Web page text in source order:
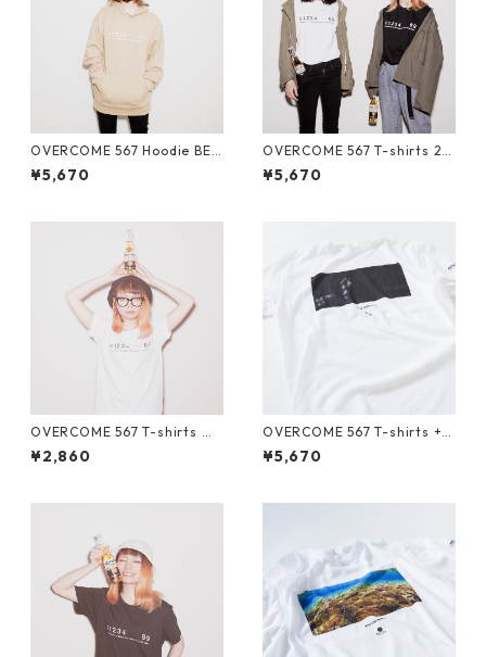
OVERCOME 567 Hoodie BEI
GE×WHT
¥5,670
OVERCOME 567 T-shirts 2
カラーセット
¥5,670
OVERCOME 567 T-shirts ホ
ワイト
¥2,860
OVERCOME 567 T-shirts + P
hotograph by S.N
¥5,670